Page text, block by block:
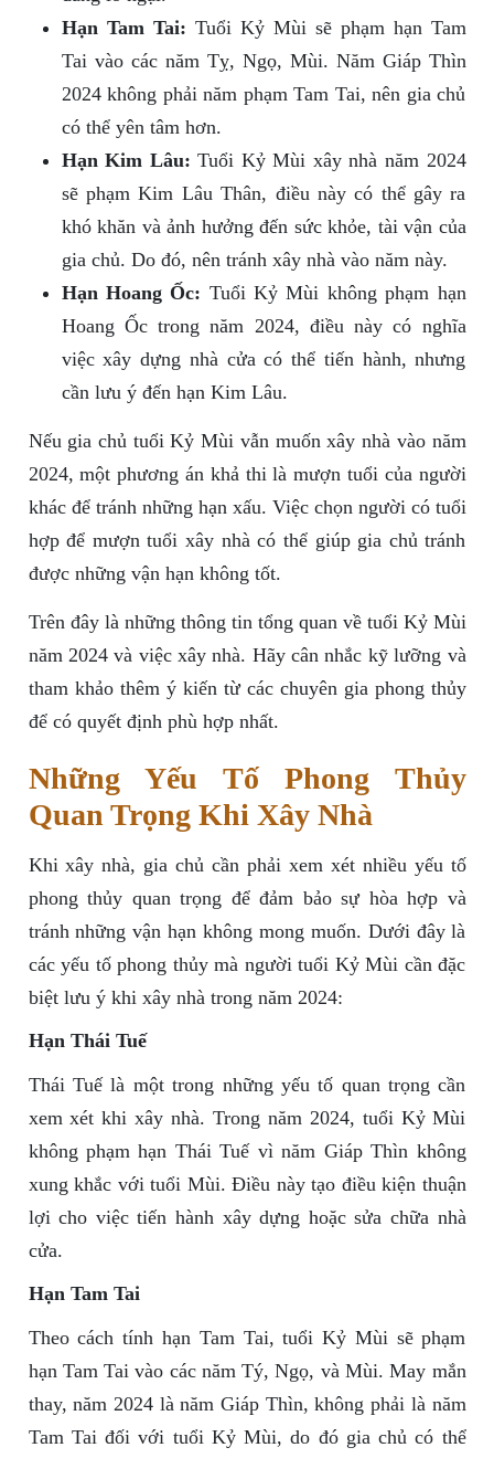
Hạn Tam Tai: Tuổi Kỷ Mùi sẽ phạm hạn Tam
Tai vào các năm Tỵ, Ngọ, Mùi. Năm Giáp Thìn
2024 không phải năm phạm Tam Tai, nên gia chủ
có thể yên tâm hơn.
Hạn Kim Lâu: Tuổi Kỷ Mùi xây nhà năm 2024
sẽ phạm Kim Lâu Thân, điều này có thể gây ra
khó khăn và ảnh hưởng đến sức khỏe, tài vận của
gia chủ. Do đó, nên tránh xây nhà vào năm này.
Hạn Hoang Ốc: Tuổi Kỷ Mùi không phạm hạn
Hoang Ốc trong năm 2024, điều này có nghĩa
việc xây dựng nhà cửa có thể tiến hành, nhưng
cần lưu ý đến hạn Kim Lâu.
Nếu gia chủ tuổi Kỷ Mùi vẫn muốn xây nhà vào năm
2024, một phương án khả thi là mượn tuổi của người
khác để tránh những hạn xấu. Việc chọn người có tuổi
hợp để mượn tuổi xây nhà có thể giúp gia chủ tránh
được những vận hạn không tốt.
Trên đây là những thông tin tổng quan về tuổi Kỷ Mùi
năm 2024 và việc xây nhà. Hãy cân nhắc kỹ lưỡng và
tham khảo thêm ý kiến từ các chuyên gia phong thủy
để có quyết định phù hợp nhất.
Những Yếu Tố Phong Thủy
Quan Trọng Khi Xây Nhà
Khi xây nhà, gia chủ cần phải xem xét nhiều yếu tố
phong thủy quan trọng để đảm bảo sự hòa hợp và
tránh những vận hạn không mong muốn. Dưới đây là
các yếu tố phong thủy mà người tuổi Kỷ Mùi cần đặc
biệt lưu ý khi xây nhà trong năm 2024:
Hạn Thái Tuế
Thái Tuế là một trong những yếu tố quan trọng cần
xem xét khi xây nhà. Trong năm 2024, tuổi Kỷ Mùi
không phạm hạn Thái Tuế vì năm Giáp Thìn không
xung khắc với tuổi Mùi. Điều này tạo điều kiện thuận
lợi cho việc tiến hành xây dựng hoặc sửa chữa nhà
cửa.
Hạn Tam Tai
Theo cách tính hạn Tam Tai, tuổi Kỷ Mùi sẽ phạm
hạn Tam Tai vào các năm Tý, Ngọ, và Mùi. May mắn
thay, năm 2024 là năm Giáp Thìn, không phải là năm
Tam Tai đối với tuổi Kỷ Mùi, do đó gia chủ có thể